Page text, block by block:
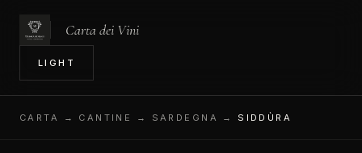
Carta dei Vini
LIGHT
CARTA → CANTINE → SARDEGNA → SIDDÙRA